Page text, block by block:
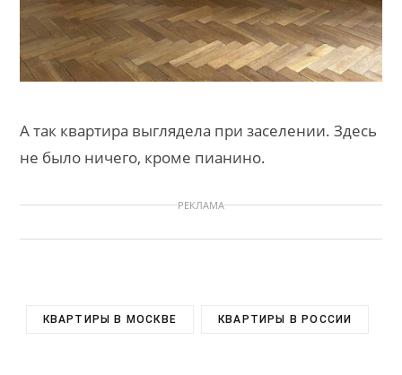
А так квартира выглядела при заселении. Здесь
не было ничего, кроме пианино.
РЕКЛАМА
КВАРТИРЫ В МОСКВЕ КВАРТИРЫ В РОССИИ